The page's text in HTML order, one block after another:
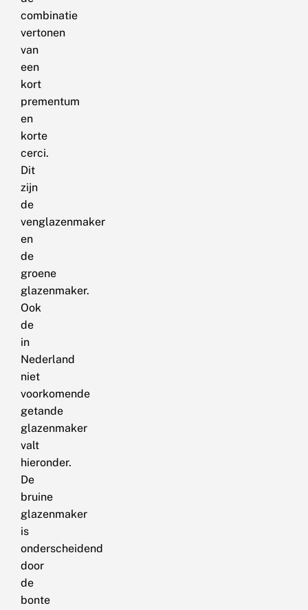
combinatie
vertonen
van
een
kort
prementum
en
korte
cerci.
Dit
zijn
de
venglazenmaker
en
de
groene
glazenmaker.
Ook
de
in
Nederland
niet
voorkomende
getande
glazenmaker
valt
hieronder.
De
bruine
glazenmaker
is
onderscheidend
door
de
bonte